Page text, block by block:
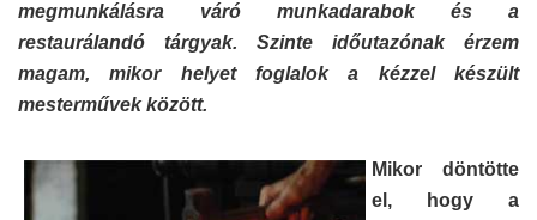
megmunkálásra váró munkadarabok és a
restaurálandó tárgyak. Szinte időutazónak érzem
magam, mikor helyet foglalok a kézzel készült
mesterművek között.
Mikor döntötte
el, hogy a